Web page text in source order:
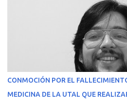
CONMOCIÓN POR EL
MEDICINA DE LA UTAL QUE